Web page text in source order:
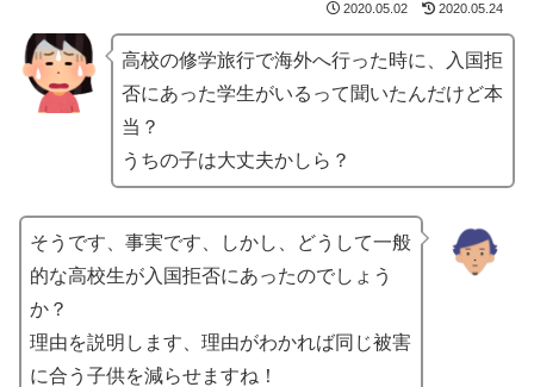
2020.05.02 2020.05.24
高校の修学旅行で海外へ行った時に、入国拒
否にあった学生がいるって聞いたんだけど本
当？
うちの子は大丈夫かしら？
そうです、事実です、しかし、どうして一般
的な高校生が入国拒否にあったのでしょう
か？
理由を説明します、理由がわかれば同じ被害
に合う子供を減らせますね！